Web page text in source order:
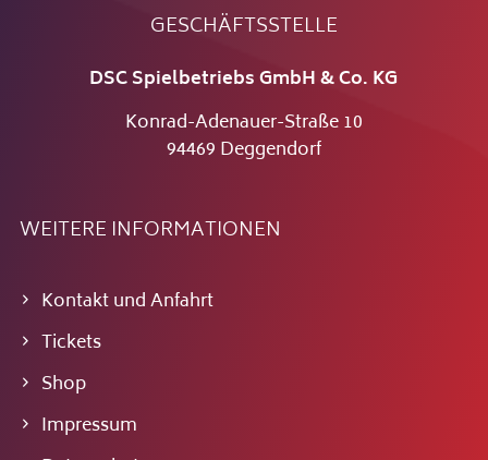
GESCHÄFTSSTELLE
DSC Spielbetriebs GmbH & Co. KG
Konrad-Adenauer-Straße 10
94469 Deggendorf
WEITERE INFORMATIONEN
Kontakt und Anfahrt
Tickets
Shop
Impressum